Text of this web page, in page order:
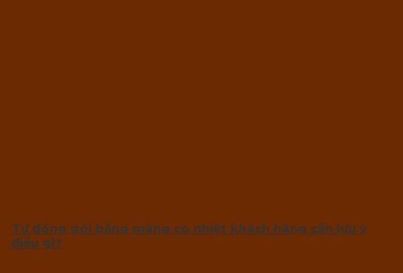
Tự đóng gói bằng màng co nhiệt khách hàng cần lưu ý
điều gì?